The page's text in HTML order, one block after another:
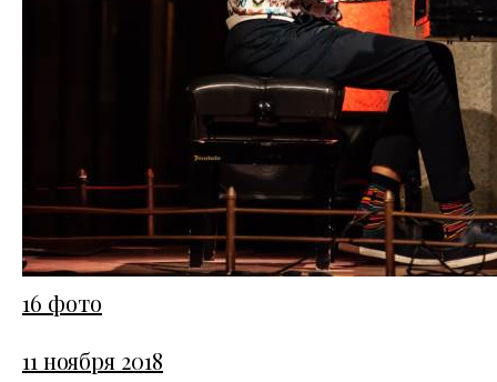
16 фото
11 ноября 2018